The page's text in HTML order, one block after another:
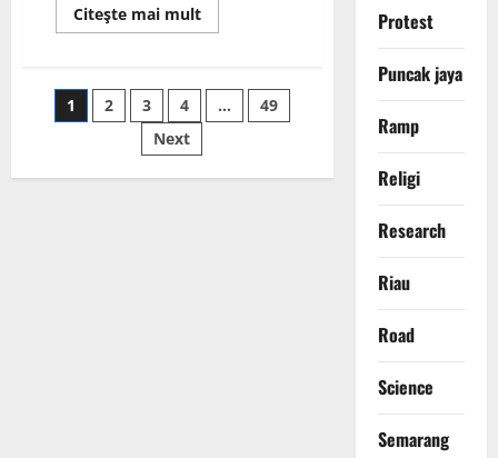
Citeşte mai multRead
more
TERIMA
TARUNA-
TARUNI
SIAP
BHAKTI
Paginasi
1 2 3 4 …
49
Next
Protest
Puncak jaya
Ramp
Religi
Research
Riau
Road
Science
Semarang